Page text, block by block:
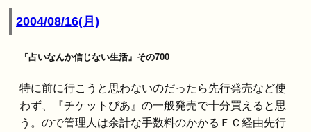
2004/08/16(月)
『占いなんか信じない生活』その700
特に前に行こうと思わないのだったら先行発売など使
わず、『チケットぴあ』の一般発売で十分買えると思
う。ので管理人は余計な手数料のかかるＦＣ経由先行